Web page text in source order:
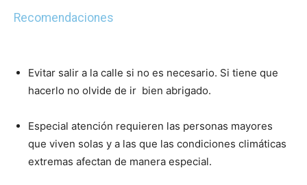
Recomendaciones
Evitar salir a la calle si no es necesario. Si tiene que
hacerlo no olvide de ir bien abrigado.
Especial atención requieren las personas mayores
que viven solas y a las que las condiciones climáticas
extremas afectan de manera especial.